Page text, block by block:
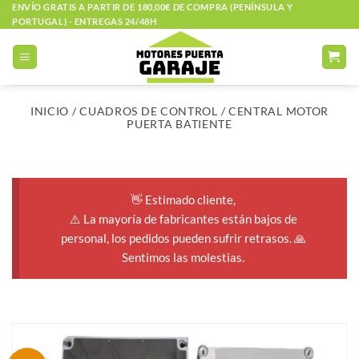
Saltar
al
contenido
ENVÍO GRATIS A PARTIR DE 180,00€ DE COMPRA (PENÍNSULA Y
PORTUGAL) - ENTREGAS 24/48H
INICIO / CUADROS DE CONTROL / CENTRAL MOTOR
PUERTA BATIENTE
👋 Estimado cliente,
⚠️ La mayoría de fabricantes están bajos de
personal, los pedidos pueden sufrir retrasos. 🙏
Sentimos las molestias.